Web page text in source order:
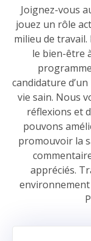
Joignez-vous
jouez un rôle
milieu de
le bien-être
candidature
vie sain. Nous
réflexions et
pouvons
promouvoir la
appréciés.